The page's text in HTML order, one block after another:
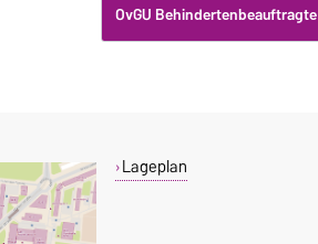
OvGU Behindertenbeauftragte
Lageplan